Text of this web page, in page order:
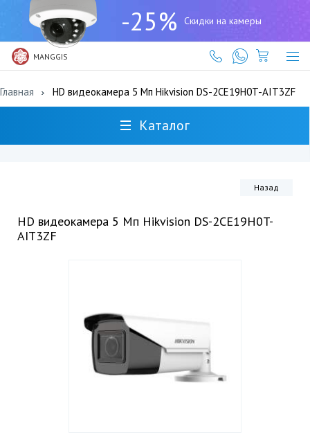
-25% Скидки на камеры
MANGGIS
(727)
317-
61-
61
Главная HD видеокамера 5 Мп Hikvision DS-2CE19H0T-AIT3ZF
Каталог
Назад
HD видеокамера 5 Мп Hikvision DS-2CE19H0T-
AIT3ZF